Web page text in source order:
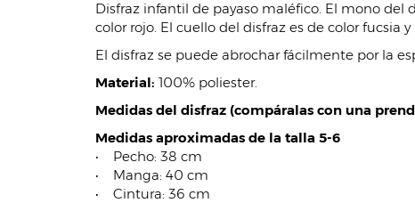
Disfraz infantil de payaso maléfico. El mono del
color rojo. El cuello del disfraz es de color fucsia
El disfraz se puede abrochar fácilmente por la
Material: 100% poliester.
Medidas del disfraz (compáralas con una
Medidas aproximadas de la talla 5-6
• Pecho: 38 cm
• Manga: 40 cm
• Cintura: 36 cm